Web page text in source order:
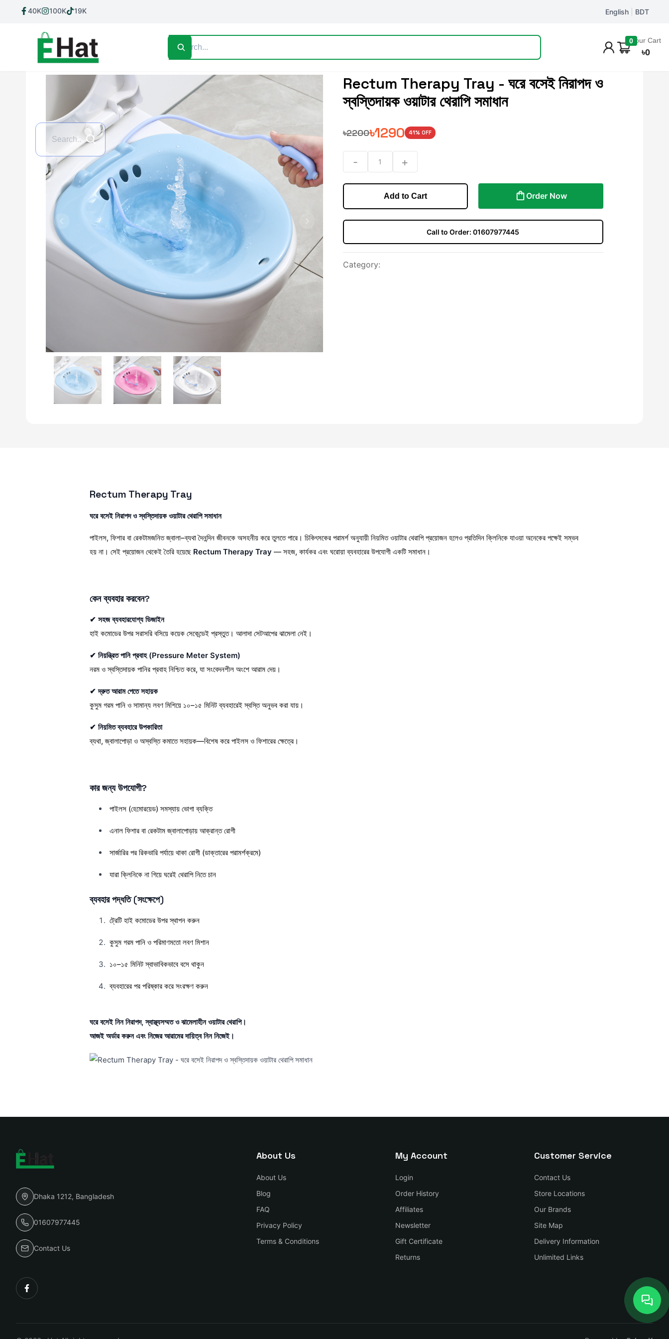
40K 100K 19K English BDT
0Your Cart
৳0
Home Shop All Track Order
Previous slide
Rectum Therapy Tray - ঘরে বসেই নিরাপদ ও
স্বস্তিদায়ক ওয়াটার থেরাপি সমাধান
৳2200৳1290 41% OFF
- 1 +
Add to Cart Order Now
Call to Order:01607977445
Category:
Rectum Therapy Tray
ঘরে বসেই নিরাপদ ও স্বস্তিদায়ক ওয়াটার থেরাপি সমাধান
পাইলস, ফিশার বা রেকটামজনিত জ্বালা–ব্যথা দৈনন্দিন জীবনকে অসহনীয় করে তুলতে পারে। চিকিৎসকের পরামর্শ অনুযায়ী নিয়মিত ওয়াটার থেরাপি প্রয়োজন হলেও প্রতিদিন ক্লিনিকে যাওয়া অনেকের পক্ষেই সম্ভব
হয় না। সেই প্রয়োজন থেকেই তৈরি হয়েছে Rectum Therapy Tray — সহজ, কার্যকর এবং ঘরোয়া ব্যবহারের উপযোগী একটি সমাধান।
কেন ব্যবহার করবেন?
✔ সহজ ব্যবহারযোগ্য ডিজাইন
হাই কমোডের উপর সরাসরি বসিয়ে কয়েক সেকেন্ডেই প্রস্তুত। আলাদা সেটআপের ঝামেলা নেই।
✔ নিয়ন্ত্রিত পানি প্রবাহ (Pressure Meter System)
নরম ও স্বস্তিদায়ক পানির প্রবাহ নিশ্চিত করে, যা সংবেদনশীল অংশে আরাম দেয়।
✔ দ্রুত আরাম পেতে সহায়ক
কুসুম গরম পানি ও সামান্য লবণ মিশিয়ে ১০–১৫ মিনিট ব্যবহারেই স্বস্তি অনুভব করা যায়।
✔ নিয়মিত ব্যবহারে উপকারিতা
ব্যথা, জ্বালাপোড়া ও অস্বস্তি কমাতে সহায়ক—বিশেষ করে পাইলস ও ফিশারের ক্ষেত্রে।
কার জন্য উপযোগী?
পাইলস (হেমোরয়েড) সমস্যায় ভোগা ব্যক্তি
এনাল ফিশার বা রেকটাম জ্বালাপোড়ায় আক্রান্ত রোগী
সার্জারির পর রিকভারি পর্যায়ে থাকা রোগী (ডাক্তারের পরামর্শক্রমে)
যারা ক্লিনিকে না গিয়ে ঘরেই থেরাপি নিতে চান
ব্যবহার পদ্ধতি (সংক্ষেপে)
ট্রেটি হাই কমোডের উপর স্থাপন করুন
কুসুম গরম পানি ও পরিমাণমতো লবণ মিশান
১০–১৫ মিনিট স্বাভাবিকভাবে বসে থাকুন
ব্যবহারের পর পরিষ্কার করে সংরক্ষণ করুন
ঘরে বসেই নিন নিরাপদ, স্বাস্থ্যসম্মত ও ঝামেলাহীন ওয়াটার থেরাপি।
আজই অর্ডার করুন এবং নিজের আরামের দায়িত্ব নিন নিজেই।
Dhaka 1212, Bangladesh
01607977445
Contact Us
About Us
About Us
Blog
FAQ
Privacy Policy
Terms & Conditions
My Account
Login
Order History
Affiliates
Newsletter
Gift Certificate
Returns
Customer Service
Contact Us
Store Locations
Our Brands
Site Map
Delivery Information
Unlimited Links